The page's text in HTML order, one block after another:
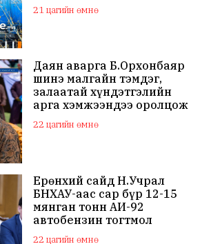
байна
21 цагийн өмнө
Даян аварга Б.Орхонбаяр
шинэ малгайн тэмдэг,
залаатай хүндэтгэлийн
арга хэмжээндээ оролцож
байна
22 цагийн өмнө
Ерөнхий сайд Н.Учрал
БНХАУ-аас сар бүр 12-15
мянган тонн АИ-92
автобензин тогтмол
нийлүүлэх хүсэлт тавилаа
22 цагийн өмнө